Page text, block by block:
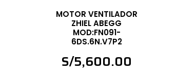
MOTOR VENTILADOR
ZHIEL ABEGG
MOD:FN091-
6DS.6N.V7P2
S/5,600.00